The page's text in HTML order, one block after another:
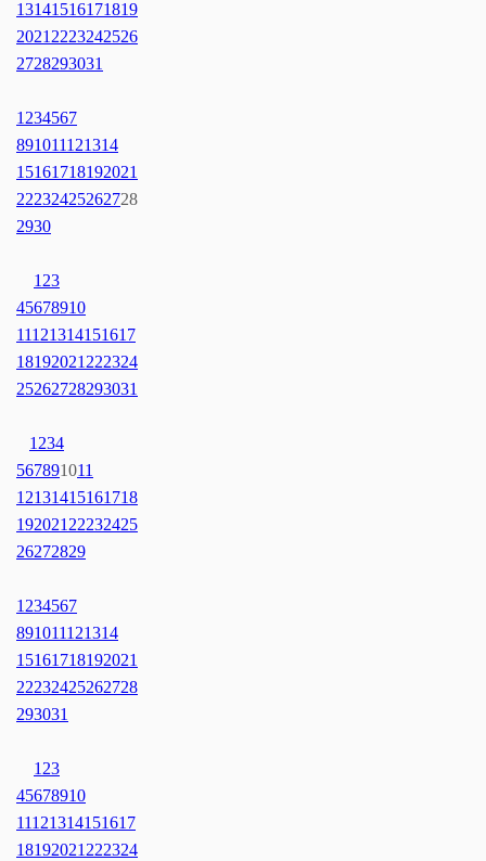
13141516171819
2021 2223242526
2728293031
1 234567
891011121314
15161718192021
22232425262728
2930
1 23
45678910
11121314151617
18192021 222324
25262728293031
1 234
567891011
12131415161718
192021 22232425
26272829
1 234567
891011121314
15161718192021
22232425262728
293031
1 23
45678910
11121314151617
18192021 222324